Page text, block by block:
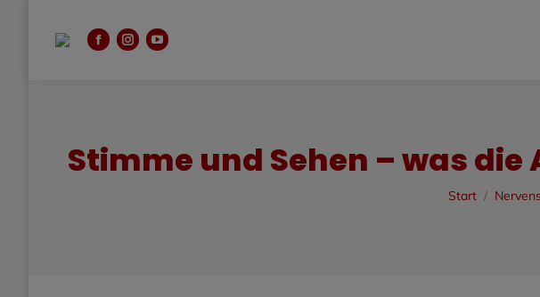
Facebook
window
Instagram
window
YouTube
window
Stimme und Sehen – was
Sie befinden
Start